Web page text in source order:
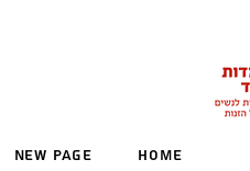
Home
New Page